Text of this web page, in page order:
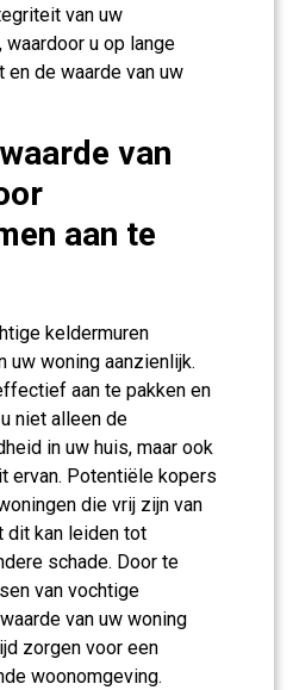
van uw
waardoor u op lange
de waarde van uw
van
aan te
keldermuren
uw woning aanzienlijk.
aan te pakken en
niet alleen de
in uw huis, maar ook
ervan. Potentiële kopers
die vrij zijn van
dit kan leiden tot
schade. Door te
van vochtige
van uw woning
zorgen voor een
woonomgeving.